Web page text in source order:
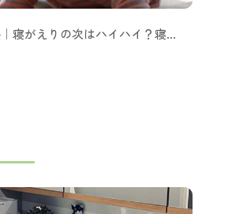
寝がえりの次はハイハイ？寝…